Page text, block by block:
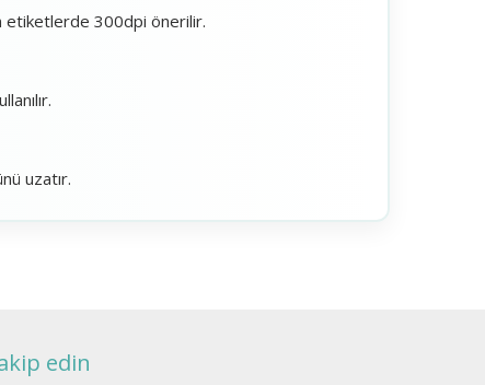
etiketlerde 300dpi önerilir.
uzatır.
edin